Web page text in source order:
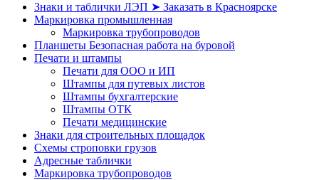
Знаки и таблички ЛЭП ➤ Заказать в Красноярске
Маркировка промышленная
Маркировка трубопроводов
Планшеты Безопасная работа на буровой
Печати и штампы
Печати для ООО и ИП
Штампы для путевых листов
Штампы бухгалтерские
Штампы ОТК
Печати медицинские
Знаки для строительных площадок
Схемы строповки грузов
Адресные таблички
Маркировка трубопроводов